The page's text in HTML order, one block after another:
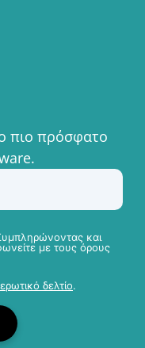
πιο πρόσφατο
και
με τους όρους
δελτίο.